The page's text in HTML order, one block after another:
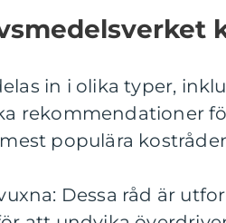
in i olika typer,
rekommendationer
populära
Dessa råd är